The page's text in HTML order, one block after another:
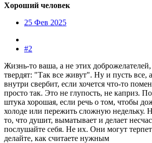
Хороший человек
25 Фев 2025
#2
Жизнь-то ваша, а не этих
твердят: "Так все живут". Ну и пусть все,
внутри свербит, если хочется что-то
просто так. Это не глупость, не каприз.
штука хорошая, если речь о том, чтобы
холоде или пережить сложную недельку.
то, что душит, выматывает и делает
послушайте себя. Не их. Они могут
делайте, как считаете нужным